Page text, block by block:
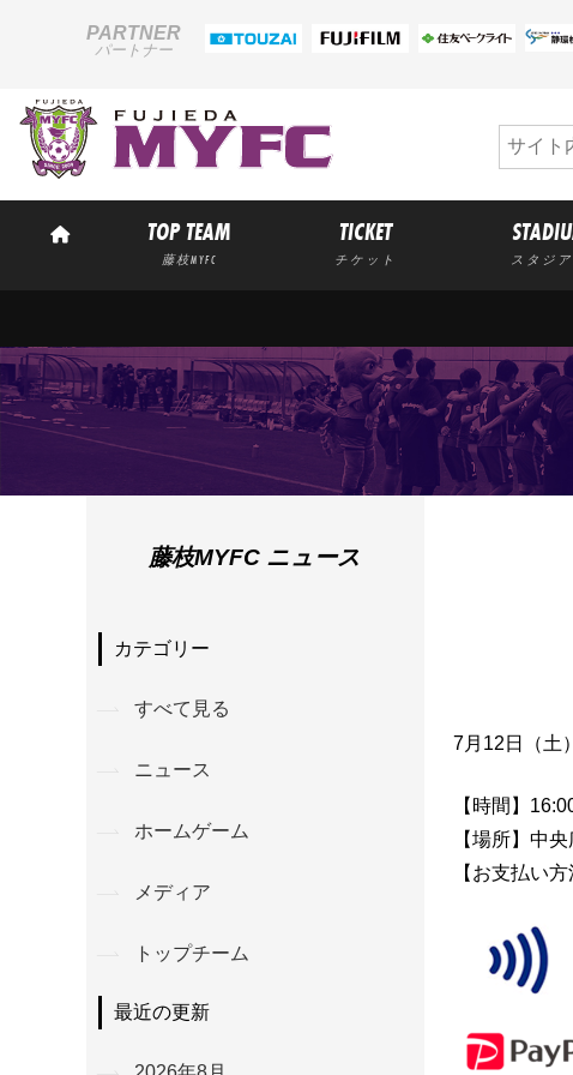
PARTNER
パートナー
TOP TEAM
藤枝MYFC
TICKET
チケット スタジア
7月12日（土
【時間】
【場所】中
【お支払い
藤枝MYFC ニュース
カテゴリー
すべて見る
ニュース
ホームゲーム
メディア
トップチーム
最近の更新